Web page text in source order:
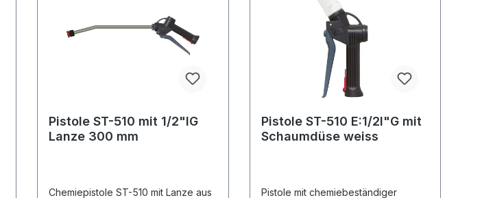
Pistole ST-510 mit 1/2"IG
Lanze 300 mm
Chemiepistole ST-510 mit Lanze aus
Pistole ST-510 E:1/2I"G mit
Schaumdüse weiss
Pistole mit chemiebeständiger